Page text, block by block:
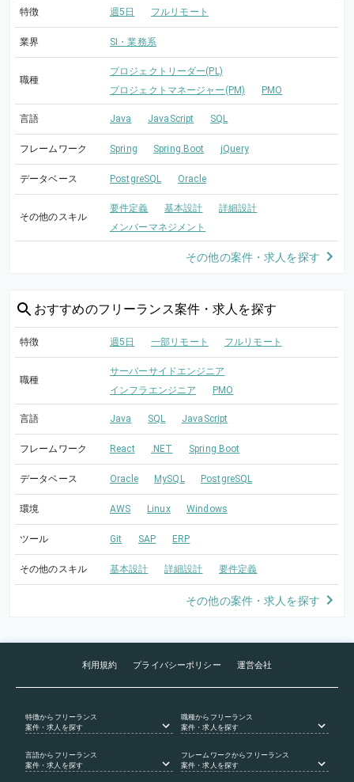
特徴 週5日 フルリモート
業界 SI・業務系
職種
プロジェクトリーダー(PL)
プロジェクトマネージャー(PM)
PMO
言語 Java JavaScript SQL
フレームワーク Spring Spring Boot jQuery
データベース PostgreSQL Oracle
その他のスキル
要件定義 基本設計
詳細設計
メンバーマネジメント
その他の案件・求人を探す
おすすめのフリーランス案件・求人を探す
特徴 週5日 一部リモート フルリモート
職種
サーバーサイドエンジニア
インフラエンジニア
PMO
言語 Java SQL JavaScript
フレームワーク React .NET Spring Boot
データベース Oracle MySQL PostgreSQL
環境 AWS Linux Windows
ツール Git SAP ERP
その他のスキル 基本設計 詳細設計 要件定義
その他の案件・求人を探す
利用規約 プライバシーポリシー 運営会社
特徴からフリーランス
案件・求人を探す
職種からフリーランス
案件・求人を探す
言語からフリーランス
案件・求人を探す
フレームワークからフリーランス
案件・求人を探す